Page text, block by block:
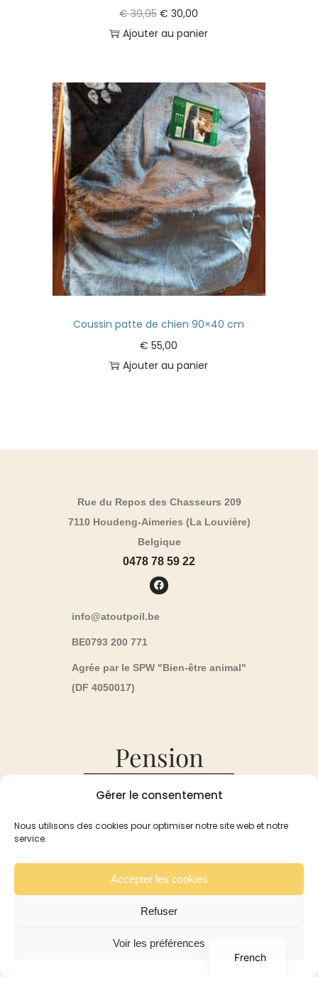
Gérer le consentement
Nous utilisons des cookies pour optimiser notre site web et notre
service.
Accepter les cookies
Refuser
Voir les préférences
€39,95 € 30,00
Ajouter au panier
Coussin patte de chien 90×40 cm
€ 55,00
Ajouter au panier
Rue du Repos des Chasseurs 209
7110 Houdeng-Aimeries (La Louvière)
Belgique
0478 78 59 22
info@atoutpoil.be
BE0793 200 771
Agrée par le SPW "Bien-être animal"
(DF 4050017)
Pension
Pension
Pour les Cobayes
Galerie
French